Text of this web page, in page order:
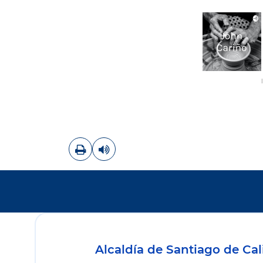
ImprimirLeer contenido
Alcaldía de Santiago de